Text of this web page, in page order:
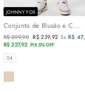
JOHNNY FOX
Conjunto de Blusão e C...
Preço
normal
R$ 299,90 Preço
promocional
R$ 239,92 5xR$
R$ 227,92 PIX 5% OFF
TAMANHOS
04
COR